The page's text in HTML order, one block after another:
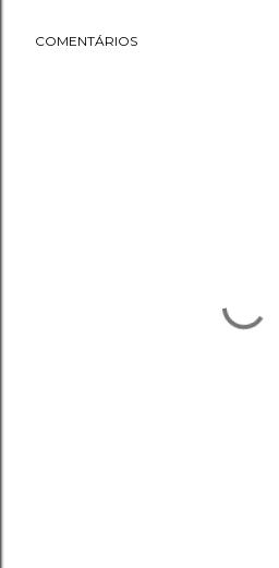
COMENTÁRIOS